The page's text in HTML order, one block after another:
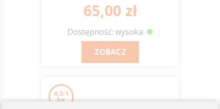
65,00 zł
Dostępność: wysoka
ZOBACZ
0,5-1
kg